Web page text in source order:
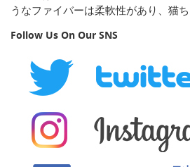
うなファイバーは柔軟性があり、猫ち
Follow Us On Our SNS